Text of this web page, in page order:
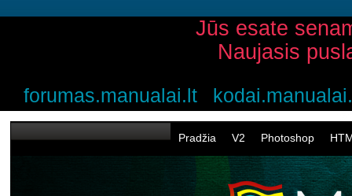
Jūs esate
Naujasis
forumas.manualai.lt
Pradžia V2 Photoshop